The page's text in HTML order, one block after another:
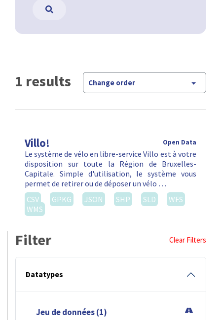
1 results Change order
Villo! Open Data
Le système de vélo en libre-service Villo est à votre
disposition sur toute la Région de Bruxelles-
Capitale. Simple d'utilisation, le système vous
permet de retirer ou de déposer un vélo …
CSV
GPKG JSON SHP SLD
WFS
WMS
Filter Clear Filters
Datatypes
Jeu de données (1)